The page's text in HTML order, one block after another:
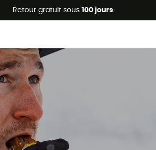
Retour gratuit sous 100 jours
🔥 -5 % EXTRA dès 2 produits* code